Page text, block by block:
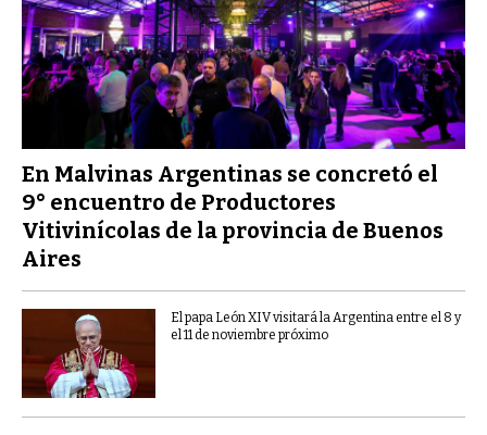
En Malvinas Argentinas se concretó el
9° encuentro de Productores
Vitivinícolas de la provincia de Buenos
Aires
El papa León XIV visitará la Argentina entre el 8 y
el 11 de noviembre próximo